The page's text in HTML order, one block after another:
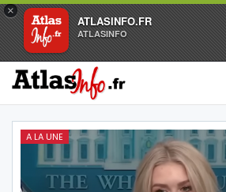
×
ATLASINFO.FR
ATLASINFO
A LA UNE